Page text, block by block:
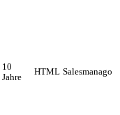
10
Jahre
HTML Salesmanago